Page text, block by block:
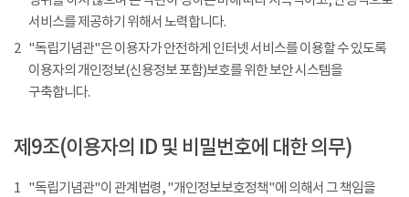
서비스를 제공하기 위해서 노력합니다.
2 "독립기념관"은 이용자가 안전하게 인터넷 서비스를 이용할 수 있도록
이용자의 개인정보(신용정보 포함)보호를 위한 보안 시스템을
구축합니다.
제9조(이용자의 ID 및 비밀번호에 대한 의무)
1 "독립기념관"이 관계법령, "개인정보보호정책"에 의해서 그 책임을